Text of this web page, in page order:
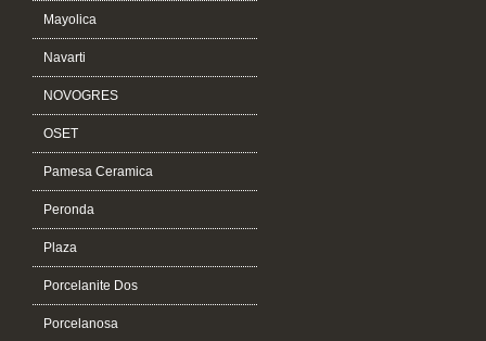
Mayolica
Navarti
NOVOGRES
OSET
Pamesa Ceramica
Peronda
Plaza
Porcelanite Dos
Porcelanosa